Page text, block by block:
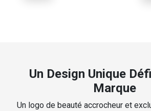
Un Design Unique
Marque
Un logo de beauté accrocheur et